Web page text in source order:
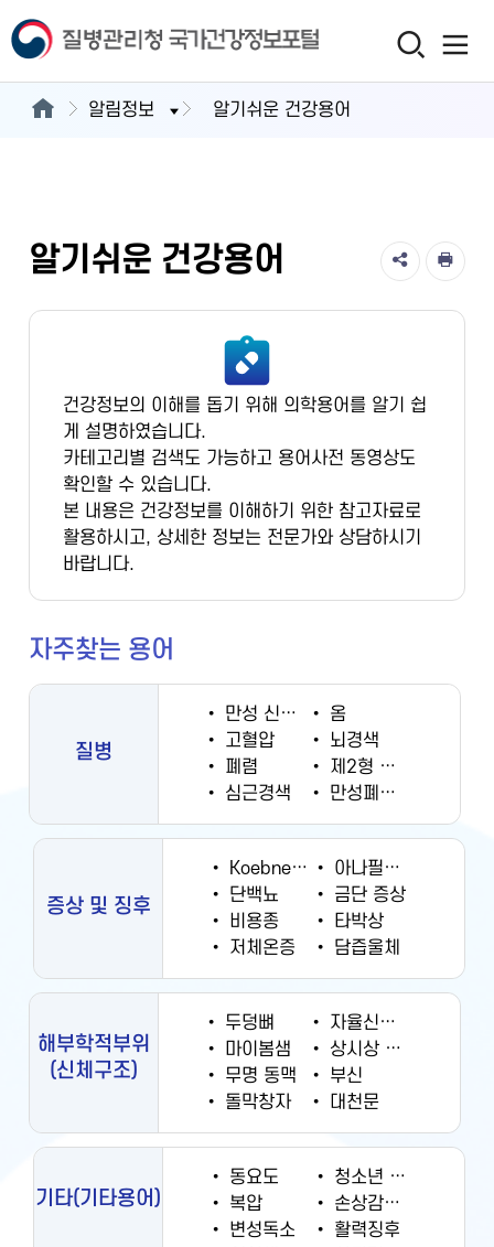
알림정보 알기쉬운 건강용어
알기쉬운 건강용어
건강정보의 이해를 돕기 위해 의학용어를 알기 쉽
게 설명하였습니다.
카테고리별 검색도 가능하고 용어사전 동영상도
확인할 수 있습니다.
본 내용은 건강정보를 이해하기 위한 참고자료로
활용하시고, 상세한 정보는 전문가와 상담하시기
바랍니다.
자주찾는 용어
질병
• 만성 신부전증 •
옴
•
고혈압 •
뇌경색
•
폐렴 •
제2형 당뇨병
•
심근경색 • 만성폐쇄성폐질환
증상 및 징후
• Koebner 현상 •
아나필락시스
•
단백뇨 •
금단 증상
•
비용종 •
타박상
•
저체온증 • 담즙울체
해부학적부위
(신체구조)
• 두덩뼈 •
자율신경계
•
마이봄샘 •
상시상 정맥동
•
무명 동맥 •
부신
•
돌막창자 • 대천문
기타(기타용어)
• 동요도 •
청소년 궐련 현재 흡연율
•
복압 •
손상감시정보
•
변성독소 •
활력징후